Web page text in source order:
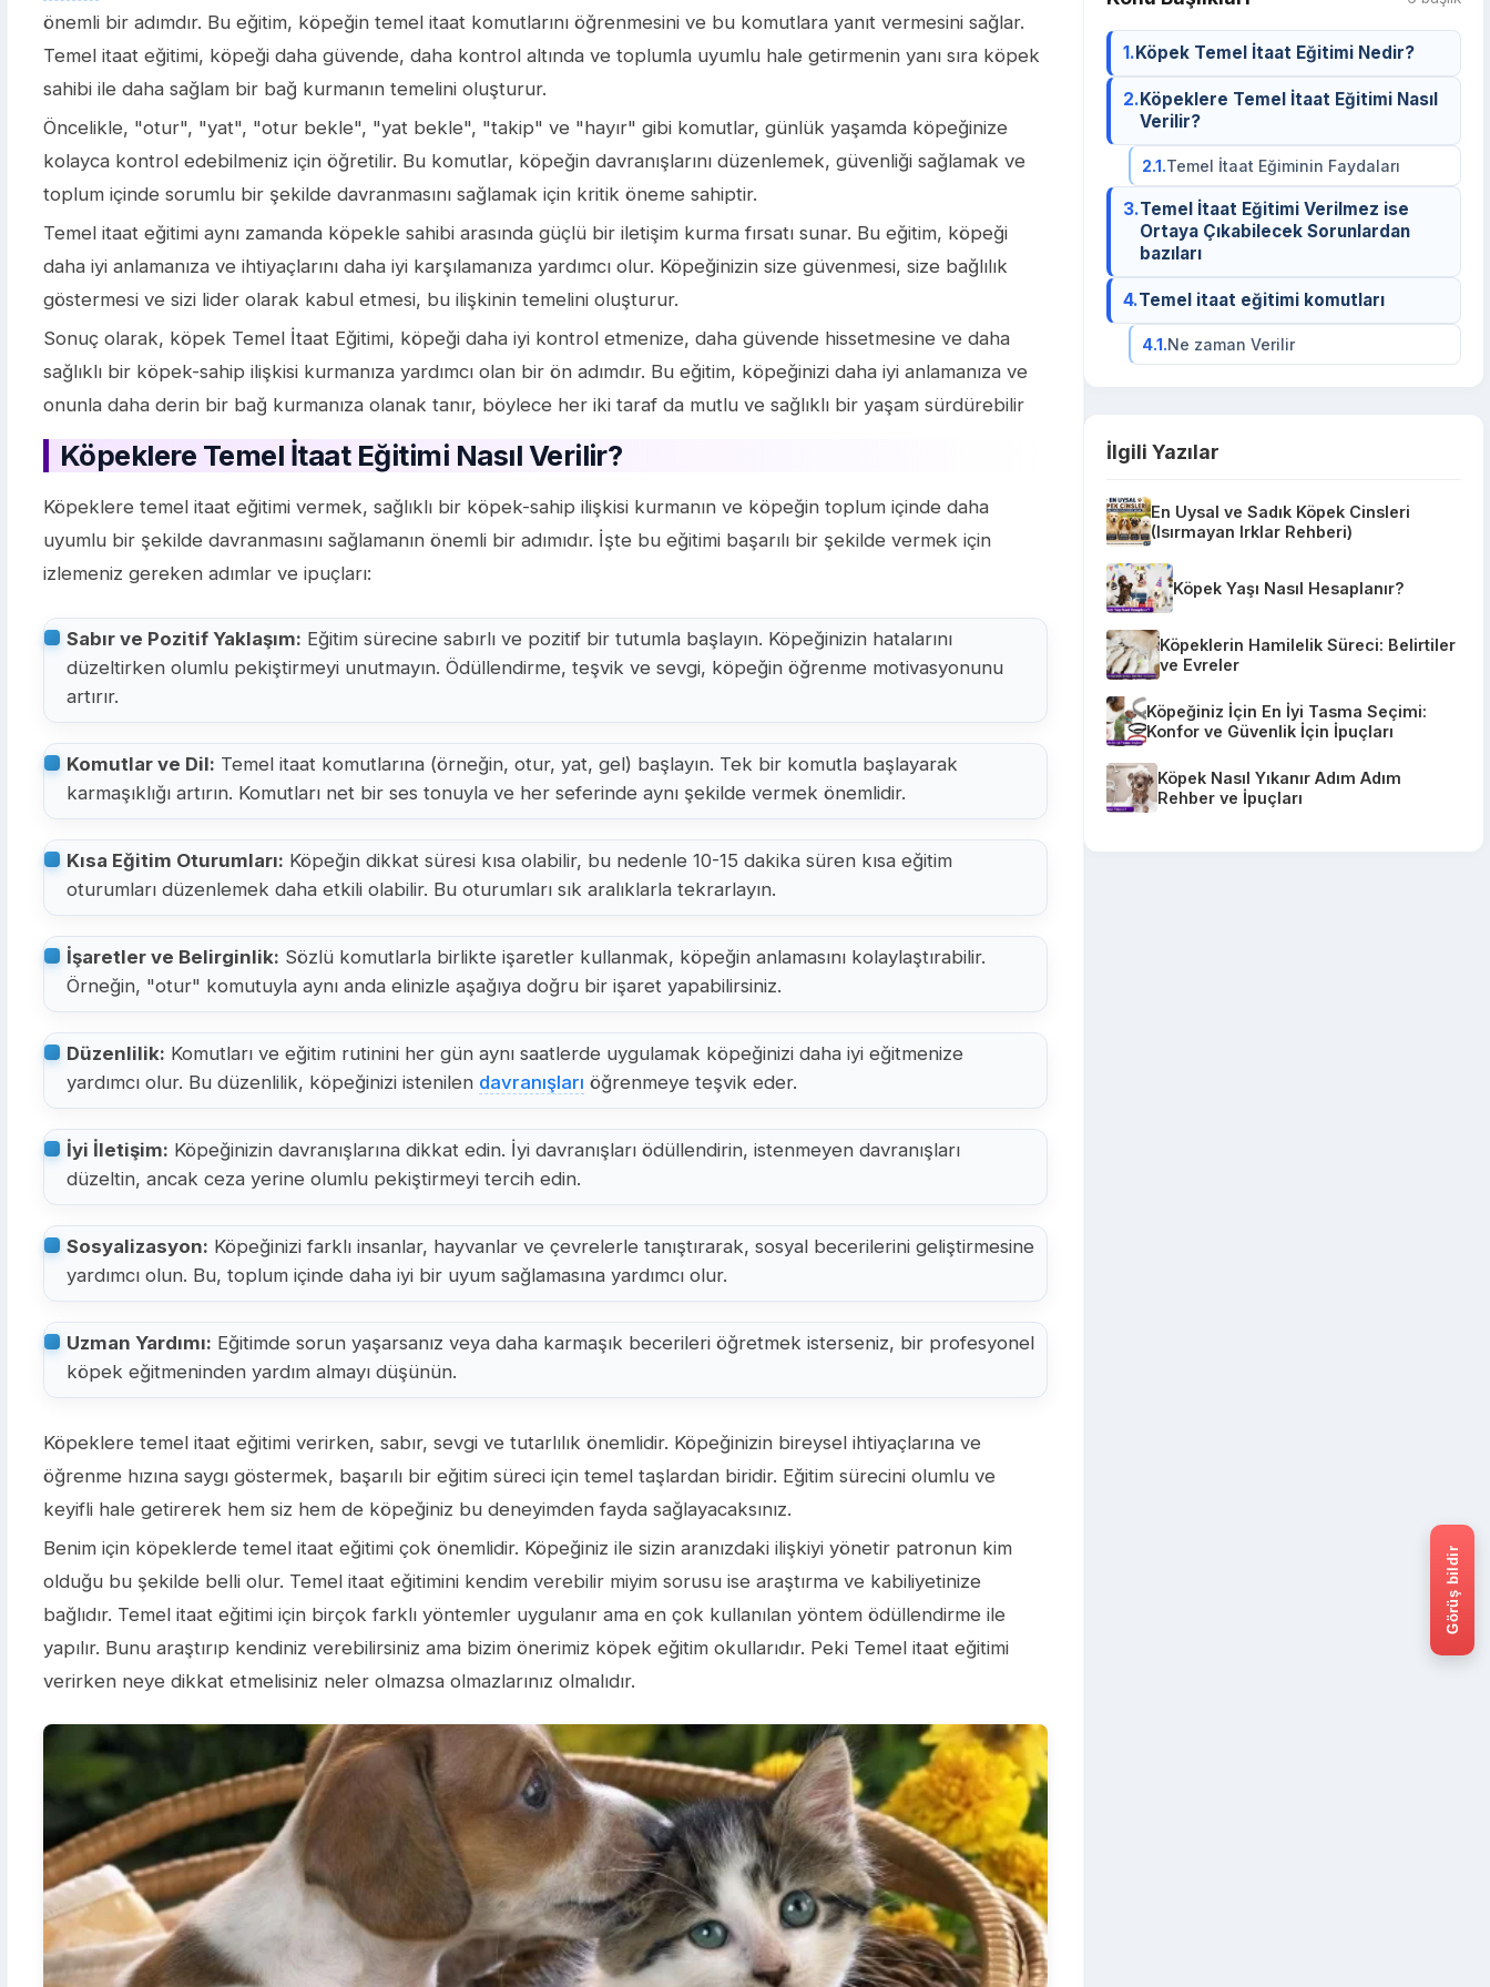
önemli bir adımdır. Bu eğitim, köpeğin temel itaat komutlarını öğrenmesini ve bu komutlara yanıt vermesini sağlar.
Temel itaat eğitimi, köpeği daha güvende, daha kontrol altında ve toplumla uyumlu hale getirmenin yanı sıra köpek
sahibi ile daha sağlam bir bağ kurmanın temelini oluşturur.
Öncelikle, "otur", "yat", "otur bekle", "yat bekle", "takip" ve "hayır" gibi komutlar, günlük yaşamda köpeğinize
kolayca kontrol edebilmeniz için öğretilir. Bu komutlar, köpeğin davranışlarını düzenlemek, güvenliği sağlamak ve
toplum içinde sorumlu bir şekilde davranmasını sağlamak için kritik öneme sahiptir.
Temel itaat eğitimi aynı zamanda köpekle sahibi arasında güçlü bir iletişim kurma fırsatı sunar. Bu eğitim, köpeği
daha iyi anlamanıza ve ihtiyaçlarını daha iyi karşılamanıza yardımcı olur. Köpeğinizin size güvenmesi, size bağlılık
göstermesi ve sizi lider olarak kabul etmesi, bu ilişkinin temelini oluşturur.
Sonuç olarak, köpek Temel İtaat Eğitimi, köpeği daha iyi kontrol etmenize, daha güvende hissetmesine ve daha
sağlıklı bir köpek-sahip ilişkisi kurmanıza yardımcı olan bir ön adımdır. Bu eğitim, köpeğinizi daha iyi anlamanıza ve
onunla daha derin bir bağ kurmanıza olanak tanır, böylece her iki taraf da mutlu ve sağlıklı bir yaşam sürdürebilir
Köpeklere Temel İtaat Eğitimi Nasıl Verilir?
Köpeklere temel itaat eğitimi vermek, sağlıklı bir köpek-sahip ilişkisi kurmanın ve köpeğin toplum içinde daha
uyumlu bir şekilde davranmasını sağlamanın önemli bir adımıdır. İşte bu eğitimi başarılı bir şekilde vermek için
izlemeniz gereken adımlar ve ipuçları:
Sabır ve Pozitif Yaklaşım: Eğitim sürecine sabırlı ve pozitif bir tutumla başlayın. Köpeğinizin hatalarını
düzeltirken olumlu pekiştirmeyi unutmayın. Ödüllendirme, teşvik ve sevgi, köpeğin öğrenme motivasyonunu
artırır.
Komutlar ve Dil: Temel itaat komutlarına (örneğin, otur, yat, gel) başlayın. Tek bir komutla başlayarak
karmaşıklığı artırın. Komutları net bir ses tonuyla ve her seferinde aynı şekilde vermek önemlidir.
Kısa Eğitim Oturumları: Köpeğin dikkat süresi kısa olabilir, bu nedenle 10-15 dakika süren kısa eğitim
oturumları düzenlemek daha etkili olabilir. Bu oturumları sık aralıklarla tekrarlayın.
İşaretler ve Belirginlik: Sözlü komutlarla birlikte işaretler kullanmak, köpeğin anlamasını kolaylaştırabilir.
Örneğin, "otur" komutuyla aynı anda elinizle aşağıya doğru bir işaret yapabilirsiniz.
Düzenlilik: Komutları ve eğitim rutinini her gün aynı saatlerde uygulamak köpeğinizi daha iyi eğitmenize
yardımcı olur. Bu düzenlilik, köpeğinizi istenilen davranışları öğrenmeye teşvik eder.
İyi İletişim: Köpeğinizin davranışlarına dikkat edin. İyi davranışları ödüllendirin, istenmeyen davranışları
düzeltin, ancak ceza yerine olumlu pekiştirmeyi tercih edin.
Sosyalizasyon: Köpeğinizi farklı insanlar, hayvanlar ve çevrelerle tanıştırarak, sosyal becerilerini geliştirmesine
yardımcı olun. Bu, toplum içinde daha iyi bir uyum sağlamasına yardımcı olur.
Uzman Yardımı: Eğitimde sorun yaşarsanız veya daha karmaşık becerileri öğretmek isterseniz, bir profesyonel
köpek eğitmeninden yardım almayı düşünün.
Köpeklere temel itaat eğitimi verirken, sabır, sevgi ve tutarlılık önemlidir. Köpeğinizin bireysel ihtiyaçlarına ve
öğrenme hızına saygı göstermek, başarılı bir eğitim süreci için temel taşlardan biridir. Eğitim sürecini olumlu ve
keyifli hale getirerek hem siz hem de köpeğiniz bu deneyimden fayda sağlayacaksınız.
Benim için köpeklerde temel itaat eğitimi çok önemlidir. Köpeğiniz ile sizin aranızdaki ilişkiyi yönetir patronun kim
olduğu bu şekilde belli olur. Temel itaat eğitimini kendim verebilir miyim sorusu ise araştırma ve kabiliyetinize
bağlıdır. Temel itaat eğitimi için birçok farklı yöntemler uygulanır ama en çok kullanılan yöntem ödüllendirme ile
yapılır. Bunu araştırıp kendiniz verebilirsiniz ama bizim önerimiz köpek eğitim okullarıdır. Peki Temel itaat eğitimi
verirken neye dikkat etmelisiniz neler olmazsa olmazlarınız olmalıdır.
1. Köpek Temel İtaat Eğitimi Nedir?
2. Köpeklere Temel İtaat Eğitimi Nasıl
Verilir?
2.1.Temel İtaat Eğiminin Faydaları
3.Temel İtaat Eğitimi Verilmez ise
Ortaya Çıkabilecek Sorunlardan
bazıları
4.Temel itaat eğitimi komutları
4.1.Ne zaman Verilir
İlgili Yazılar
En Uysal ve Sadık Köpek Cinsleri
(Isırmayan Irklar Rehberi)
Köpek Yaşı Nasıl Hesaplanır?
Köpeklerin Hamilelik Süreci: Belirtiler
ve Evreler
Köpeğiniz İçin En İyi Tasma Seçimi:
Konfor ve Güvenlik İçin İpuçları
Köpek Nasıl Yıkanır Adım Adım
Rehber ve İpuçları
Görüş bildir